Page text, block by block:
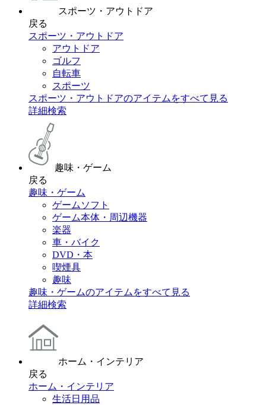
スポーツ・アウトドア
戻る
スポーツ・アウトドア
アウトドア
ゴルフ
自転車
スポーツ
スポーツ・アウトドアのアイテムをすべて見る
詳細検索
趣味・ゲーム
戻る
趣味・ゲーム
ゲームソフト
ゲーム本体・周辺機器
楽器
車・バイク
DVD・本
喫煙具
趣味
趣味・ゲームのアイテムをすべて見る
詳細検索
ホーム・インテリア
戻る
ホーム・インテリア
生活日用品